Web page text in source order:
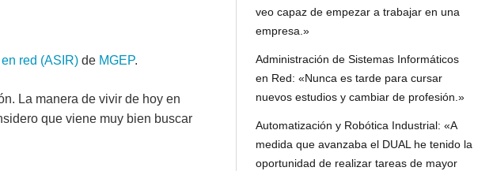
red (ASIR) de MGEP.
La manera de vivir de hoy en
que viene muy bien buscar
veo capaz de empezar a trabajar en una
empresa.»
Administración de Sistemas Informáticos
en Red: «Nunca es tarde para cursar
nuevos estudios y cambiar de profesión.»
Automatización y Robótica Industrial: «A
medida que avanzaba el DUAL he tenido la
oportunidad de realizar tareas de mayor